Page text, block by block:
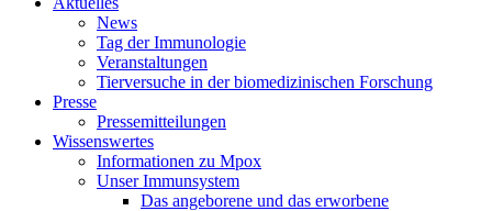
News
Tag der Immunologie
Veranstaltungen
Tierversuche in der biomedizinischen Forschung
Presse
Pressemitteilungen
Wissenswertes
Informationen zu Mpox
Unser Immunsystem
Das angeborene und das erworbene